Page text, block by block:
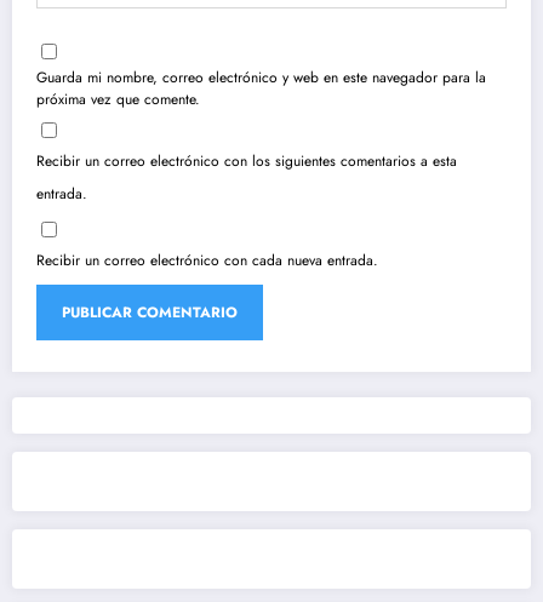
Guarda mi nombre, correo electrónico y web en este navegador para la
próxima vez que comente.
Recibir un correo electrónico con los siguientes comentarios a esta
entrada.
Recibir un correo electrónico con cada nueva entrada.